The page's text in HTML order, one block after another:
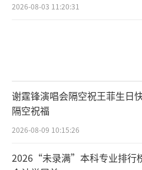
2026-08-03 11:20:31
谢霆锋演唱会隔空祝王菲生日
隔空祝福
2026-08-09 10:15:26
2026“未录满”本科专业排行